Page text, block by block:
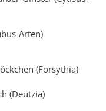
Arten)
(Forsythia)
(Deutzia)